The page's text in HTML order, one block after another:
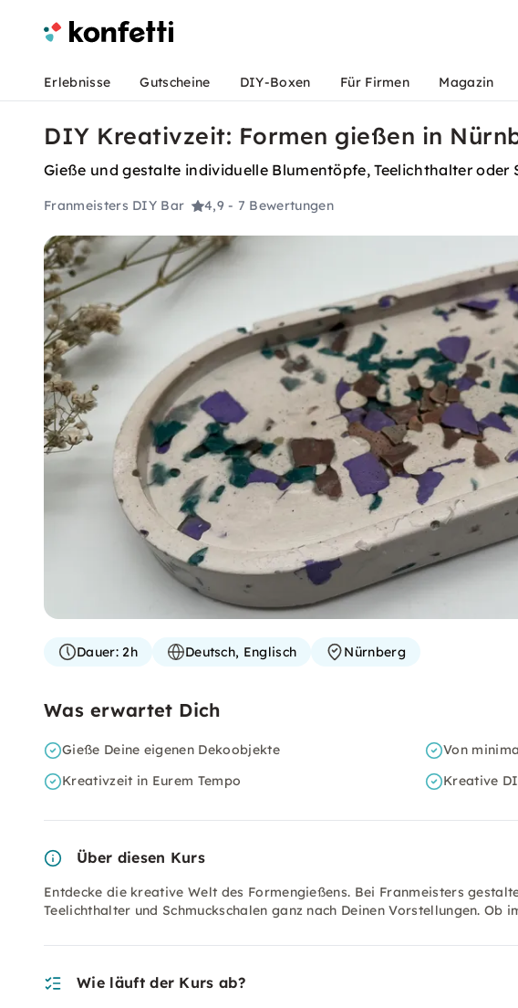
Erlebnisse Gutscheine DIY-Boxen Für Firmen Magazin
DIY Kreativzeit: Formen gießen in
Gieße und gestalte individuelle Blumentöpfe, Teelichthalter
Franmeisters DIY Bar 4,9- 7 Bewertungen
Dauer:2h Deutsch, Englisch Nürnberg
Was erwartet Dich
Gieße Deine eigenen Dekoobjekte
Von
Kreativzeit in Eurem Tempo
Kreative
Über diesen Kurs
Entdecke die kreative Welt des Formengießens. Bei Franmeisters
Teelichthalter und Schmuckschalen ganz nach Deinen Vorstellungen. Ob
Wie läuft der Kurs ab?